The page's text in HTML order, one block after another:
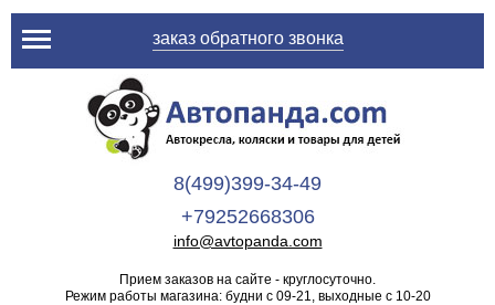
заказ обратного звонка
8(499)399-34-49
+79252668306
info@avtopanda.com
Прием заказов на сайте - круглосуточно.
Режим работы магазина: будни с 09-21, выходные с 10-20